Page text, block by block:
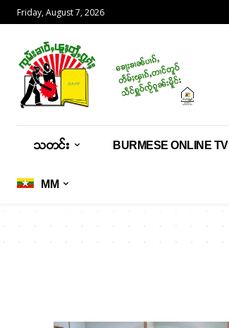
Friday, August 7, 2026
သတင်း BURMESE ONLINE TV
MM